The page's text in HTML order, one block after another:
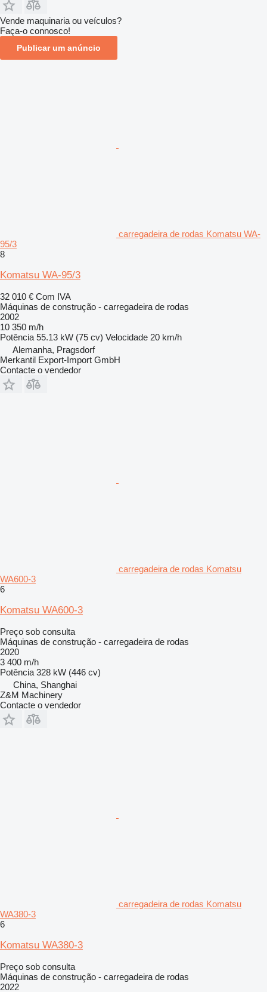
Vende maquinaria ou veículos?
Faça-o connosco!
Publicar um anúncio
carregadeira de rodas Komatsu WA-
95/3
8
Komatsu WA-95/3
32 010 € Com IVA
Máquinas de construção - carregadeira de rodas
2002
10 350 m/h
Potência 55.13 kW (75 cv) Velocidade 20 km/h
Alemanha, Pragsdorf
Merkantil Export-Import GmbH
Contacte o vendedor
carregadeira de rodas Komatsu
WA600-3
6
Komatsu WA600-3
Preço sob consulta
Máquinas de construção - carregadeira de rodas
2020
3 400 m/h
Potência 328 kW (446 cv)
China, Shanghai
Z&M Machinery
Contacte o vendedor
carregadeira de rodas Komatsu
WA380-3
6
Komatsu WA380-3
Preço sob consulta
Máquinas de construção - carregadeira de rodas
2022